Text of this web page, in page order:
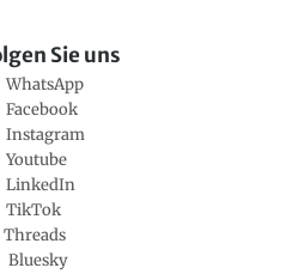
Sie uns
WhatsApp
Facebook
Instagram
Youtube
LinkedIn
TikTok
Threads
Bluesky